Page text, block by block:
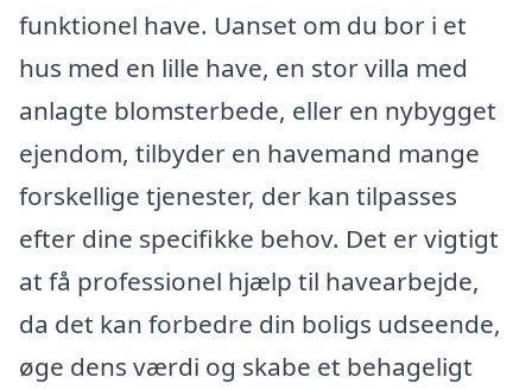
funktionel have. Uanset om du bor i et
hus med en lille have, en stor villa med
anlagte blomsterbede, eller en nybygget
ejendom, tilbyder en havemand mange
forskellige tjenester, der kan tilpasses
efter dine specifikke behov. Det er vigtigt
at få professionel hjælp til havearbejde,
da det kan forbedre din boligs udseende,
øge dens værdi og skabe et behageligt